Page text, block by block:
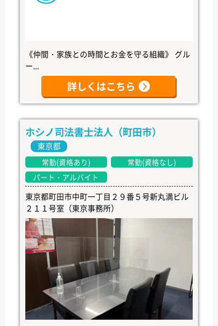
《仲間・家族との時間とお金を守る組織》 グル
ー...
詳しくはこちら
ホシノ司法書士法人（町田市）
東京都
常勤(資格あり)
常勤(資格なし)
パート・アルバイト
東京都町田市中町一丁目２９番５号新丸満ビル
２１１号室（東京事務所）